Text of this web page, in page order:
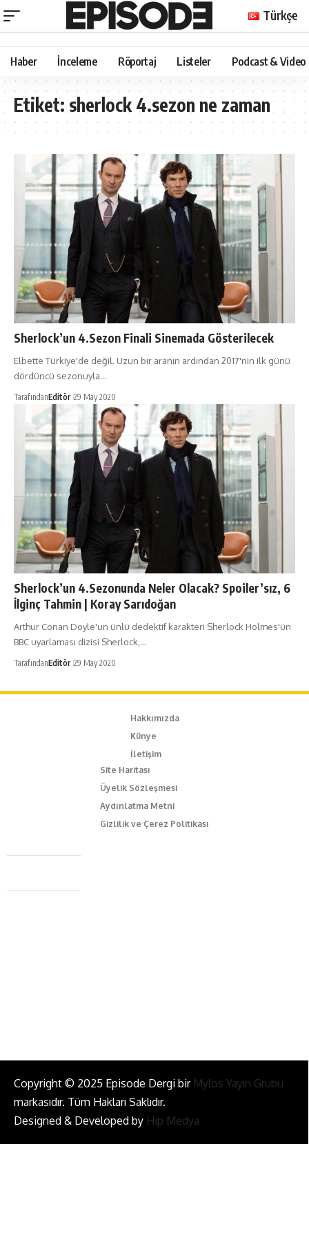
Türkçe
Haber İnceleme Röportaj Listeler Podcast & Video
Etiket:sherlock 4.sezon ne zaman
Sherlock’un 4.Sezon Finali Sinemada Gösterilecek
Elbette Türkiye'de değil. Uzun bir aranın ardından 2017'nin ilk günü
dördüncü sezonuyla…
TarafındanEditör 29 May 2020
Sherlock’un 4.Sezonunda Neler Olacak? Spoiler’sız, 6
İlginç Tahmin | Koray Sarıdoğan
Arthur Conan Doyle'un ünlü dedektif karakteri Sherlock Holmes'ün
BBC uyarlaması dizisi Sherlock,…
TarafındanEditör 29 May 2020
Hakkımızda
Künye
İletişim
Site Haritası
Üyelik Sözleşmesi
Aydınlatma Metni
Gizlilik ve Çerez Politikası
Caferağa Mah. Dr. Şakir Paşa Sok. No3/A Kadıköy İstanbul
+90 543 345 46 00
Copyright © 2025 Episode Dergi bir Mylos Yayın Grubu
markasıdır. Tüm Hakları Saklıdır.
Designed & Developed by Hip Medya